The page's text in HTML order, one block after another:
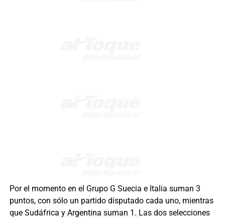
Por el momento en el Grupo G Suecia e Italia suman 3
puntos, con sólo un partido disputado cada uno, mientras
que Sudáfrica y Argentina suman 1. Las dos selecciones